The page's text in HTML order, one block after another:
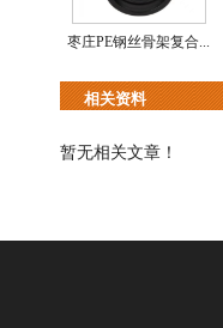
枣庄PE钢丝骨架复合...
相关资料
暂无相关文章！